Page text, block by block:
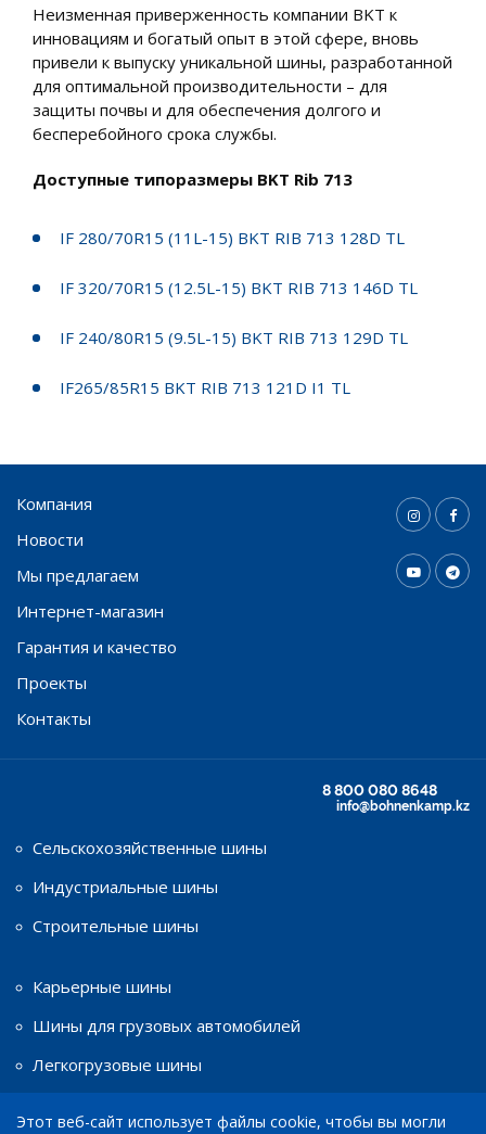
Неизменная приверженность компании BKT к
инновациям и богатый опыт в этой сфере, вновь
привели к выпуску уникальной шины, разработанной
для оптимальной производительности – для
защиты почвы и для обеспечения долгого и
бесперебойного срока службы.
Доступные типоразмеры BKT Rib 713
IF 280/70R15 (11L-15) BKT RIB 713 128D TL
IF 320/70R15 (12.5L-15) BKT RIB 713 146D TL
IF 240/80R15 (9.5L-15) BKT RIB 713 129D TL
IF265/85R15 BKT RIB 713 121D I1 TL
Компания
Новости
Мы предлагаем
Интернет-магазин
Гарантия и качество
Проекты
Контакты
8 800 080 8648
info@bohnenkamp.kz
Сельскохозяйственные шины
Индустриальные шины
Строительные шины
Карьерные шины
Шины для грузовых автомобилей
Легкогрузовые шины
Шины для мототехники
Этот веб-сайт использует файлы cookie, чтобы вы могли